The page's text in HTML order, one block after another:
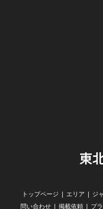
東
トップページ エリア ジ
問い合わせ
掲載依頼 プ